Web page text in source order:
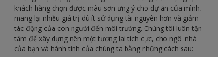
khách hàng chọn được màu sơn ưng ý cho dự án của mình,
mang lại nhiều giá trị dù ít sử dụng tài nguyên hơn và giảm
tác động của con người đến môi trường. Chúng tôi luôn tận
tâm để xây dựng nên một tương lai tích cực, cho ngôi nhà
của bạn và hành tinh của chúng ta bằng những cách sau: